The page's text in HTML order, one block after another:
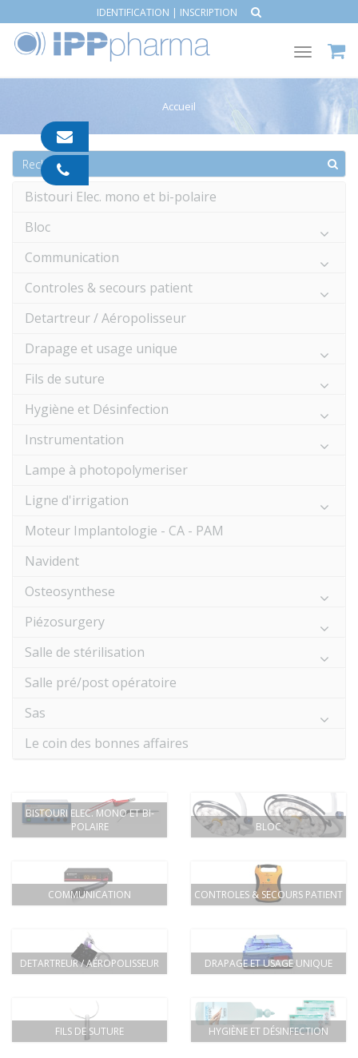
IDENTIFICATION | INSCRIPTION
Toggle
Accueil
Bistouri Elec. mono et bi-polaire
Bloc
Communication
Controles & secours patient
Detartreur / Aéropolisseur
Drapage et usage unique
Fils de suture
Hygiène et Désinfection
Instrumentation
Lampe à photopolymeriser
Ligne d'irrigation
Moteur Implantologie - CA - PAM
Navident
Osteosynthese
Piézosurgery
Salle de stérilisation
Salle pré/post opératoire
Sas
Le coin des bonnes affaires
BISTOURI ELEC. MONO ET BI-
POLAIRE
BLOC
COMMUNICATION CONTROLES & SECOURS PATIENT
DETARTREUR / AÉROPOLISSEUR DRAPAGE ET USAGE UNIQUE
FILS DE SUTURE HYGIÈNE ET DÉSINFECTION
contact@ipp-
pharma.com
91
05